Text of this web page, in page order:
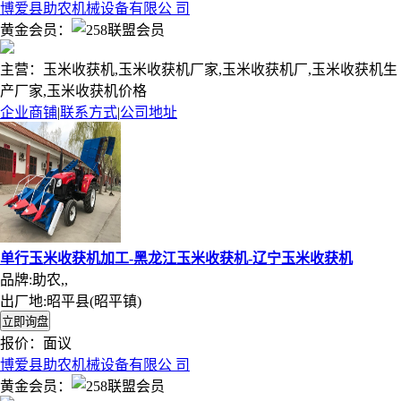
博爱县助农机械设备有限公 司
黄金会员：
主营：玉米收获机,玉米收获机厂家,玉米收获机厂,玉米收获机生
产厂家,玉米收获机价格
企业商铺|联系方式|公司地址
单行玉米收获机加工-黑龙江玉米收获机-辽宁玉米收获机
品牌:助农,,
出厂地:昭平县(昭平镇)
报价： 面议
博爱县助农机械设备有限公 司
黄金会员：